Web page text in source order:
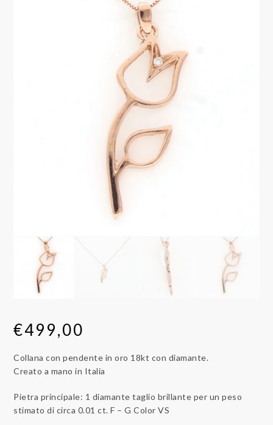
€499,00
Collana con pendente in oro 18kt con diamante.
Creato a mano in Italia
Pietra principale: 1 diamante taglio brillante per un peso
stimato di circa 0.01 ct. F – G Color VS